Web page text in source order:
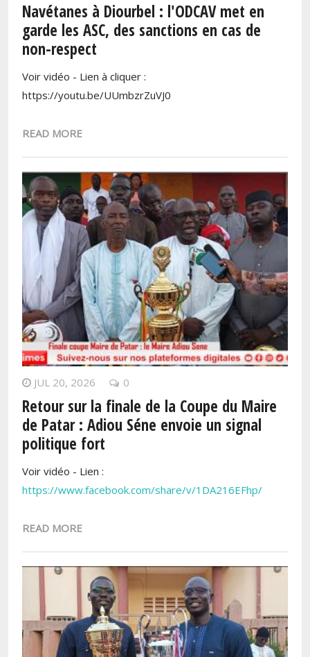
Navétanes à Diourbel : l'ODCAV met en
garde les ASC, des sanctions en cas de
non-respect
Voir vidéo - Lien à cliquer :
https://youtu.be/UUmbzrZuVJ0
READ MORE
JUL 20, 2026 0
Retour sur la finale de la Coupe du Maire
de Patar : Adiou Séne envoie un signal
politique fort
Voir vidéo - Lien :
https://www.facebook.com/share/v/1DA216EFhp/
READ MORE